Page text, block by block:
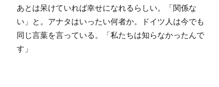
あとは呆けていれば幸せになれるらしい。「関係な
い」と。アナタはいったい何者か。ドイツ人は今でも
同じ言葉を言っている。「私たちは知らなかったんで
す」